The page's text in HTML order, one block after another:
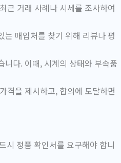
근 거래 사례나 시세를 조사하여
매입처를 찾기 위해 리뷰나 평
니다. 이때, 시계의 상태와 부속품
격을 제시하고, 합의에 도달하면
시 정품 확인서를 요구해야 합니